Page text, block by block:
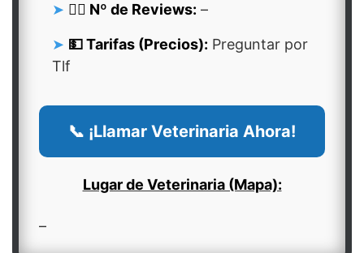
👍🏻 Nº de Reviews: –
💵 Tarifas (Precios): Preguntar por
Tlf
📞 ¡Llamar Veterinaria Ahora!
Lugar de Veterinaria (Mapa):
–